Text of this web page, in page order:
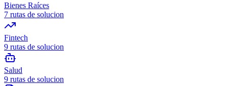
Bienes Raíces
7 rutas de solucion
Fintech
9 rutas de solucion
Salud
9 rutas de solucion